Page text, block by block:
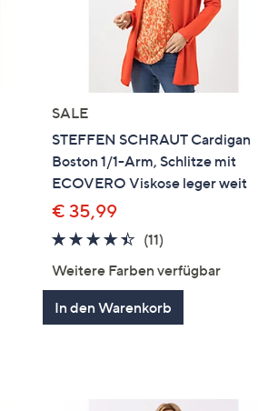
SALE
STEFFEN SCHRAUT Cardigan
Boston 1/1-Arm, Schlitze mit
ECOVERO Viskose leger weit
€ 35,99
4.4
(11)
Weitere Farben verfügbar
In den Warenkorb